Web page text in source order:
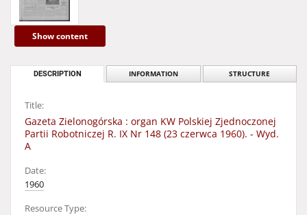
Show content
DESCRIPTION INFORMATION STRUCTURE
Title:
Gazeta Zielonogórska : organ KW Polskiej Zjednoczonej
Partii Robotniczej R. IX Nr 148 (23 czerwca 1960). - Wyd.
A
Date:
1960
Resource Type: